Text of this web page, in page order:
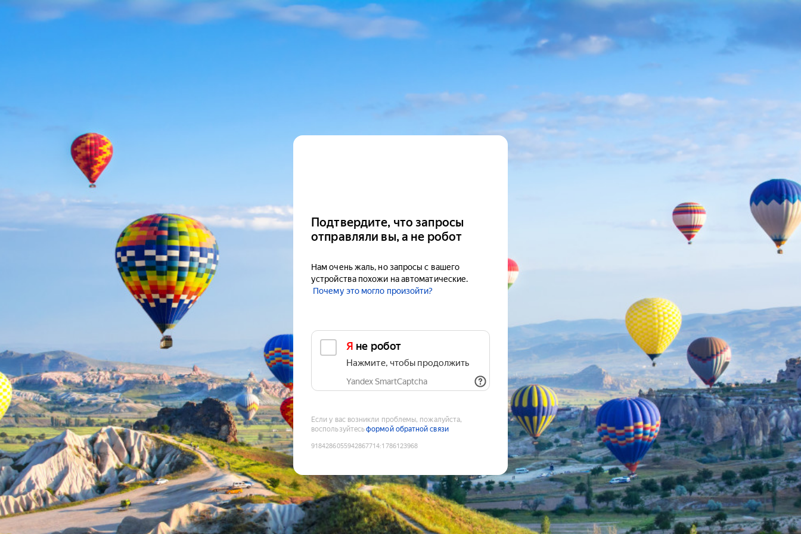
Подтвердите, что запросы
отправляли вы, а не робот
Нам очень жаль, но запросы с вашего
устройства похожи на автоматические.
Почему это могло произойти?
Я не робот
Нажмите, чтобы продолжить
Yandex SmartCaptcha
Если у вас возникли проблемы, пожалуйста,
воспользуйтесьформой обратной связи
9184286055942867714:1786123968